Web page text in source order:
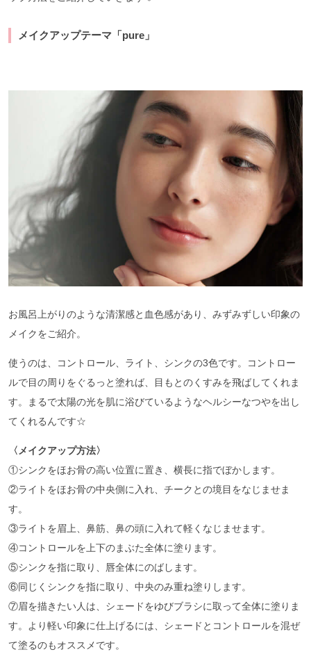
メイクアップテーマ「pure」
お風呂上がりのような清潔感と血色感があり、みずみずしい印象の
メイクをご紹介。
使うのは、コントロール、ライト、シンクの3色です。コントロー
ルで目の周りをぐるっと塗れば、目もとのくすみを飛ばしてくれま
す。まるで太陽の光を肌に浴びているようなヘルシーなつやを出し
てくれるんです☆
〈メイクアップ方法〉
①シンクをほお骨の高い位置に置き、横長に指でぼかします。
②ライトをほお骨の中央側に入れ、チークとの境目をなじませま
す。
③ライトを眉上、鼻筋、鼻の頭に入れて軽くなじませます。
④コントロールを上下のまぶた全体に塗ります。
⑤シンクを指に取り、唇全体にのばします。
⑥同じくシンクを指に取り、中央のみ重ね塗りします。
⑦眉を描きたい人は、シェードをゆびブラシに取って全体に塗りま
す。より軽い印象に仕上げるには、シェードとコントロールを混ぜ
て塗るのもオススメです。